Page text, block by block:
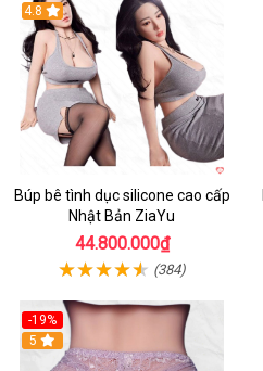
4.8
Búp bê tình dục silicone cao cấp
Nhật Bản ZiaYu
44.800.000₫
(384)
-19%
Hot
5